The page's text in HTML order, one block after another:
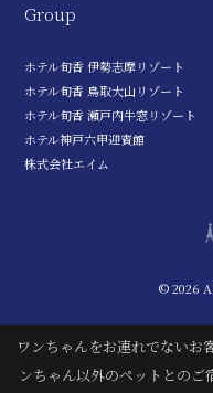
Group
ホテル旬香 伊勢志摩リゾート
ホテル旬香 鳥取大山リゾート
ホテル旬香 瀬戸内牛窓リゾート
ホテル神戸六甲迎賓館
株式会社エイム
© 2026
ワンちゃんをお連れでないお
ンちゃん以外のペットとの